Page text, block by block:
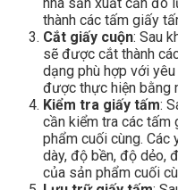
thành các tấm giấy
Cắt giấy cuộn: Sau
sẽ được cắt thành
dạng phù hợp với
được thực hiện bằng
Kiểm tra giấy tấm:
cần kiểm tra các
phẩm cuối cùng. Các
dày, độ bền, độ dẻo,
của sản phẩm cuối